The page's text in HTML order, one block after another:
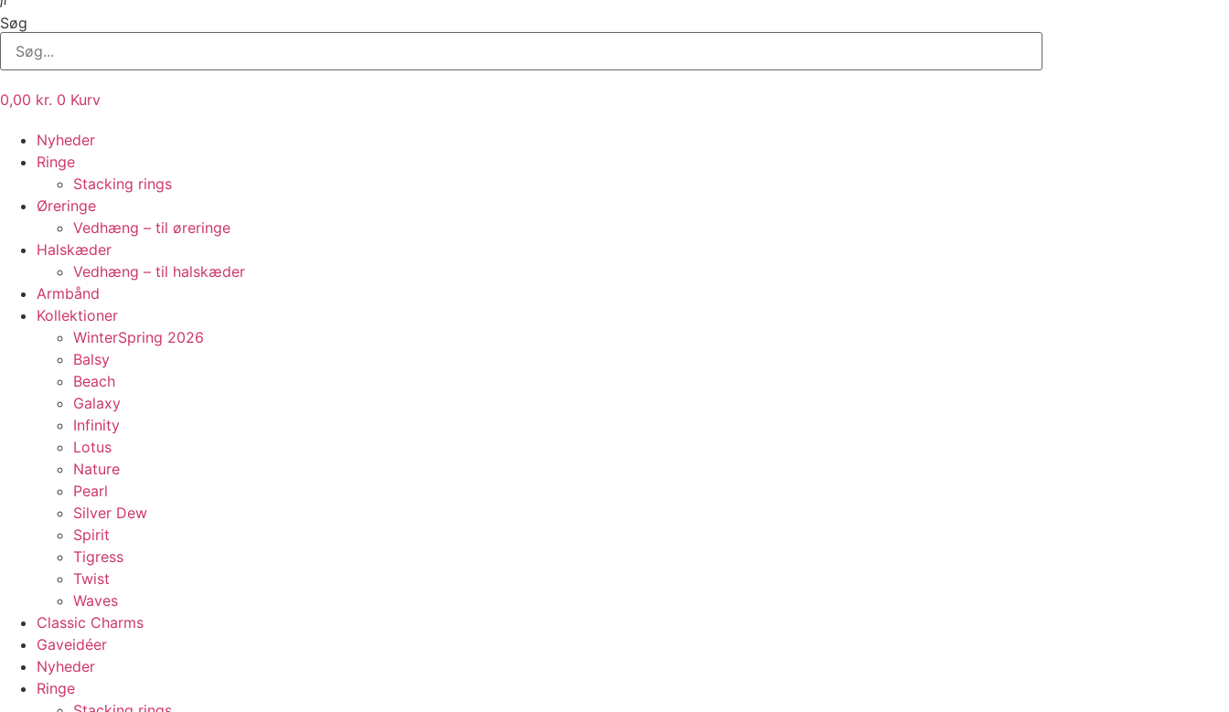
Søg
0,00 kr. 0 Kurv
Nyheder
Ringe
Stacking rings
Øreringe
Vedhæng – til øreringe
Halskæder
Vedhæng – til halskæder
Armbånd
Kollektioner
WinterSpring 2026
Balsy
Beach
Galaxy
Infinity
Lotus
Nature
Pearl
Silver Dew
Spirit
Tigress
Twist
Waves
Classic Charms
Gaveidéer
Nyheder
Ringe